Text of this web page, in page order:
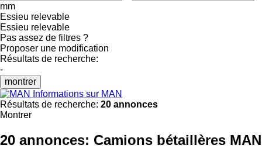
mm
Essieu relevable
Essieu relevable
Pas assez de filtres ?
Proposer une modification
Résultats de recherche:
-
montrer
Informations sur MAN
Résultats de recherche: 20 annonces
Montrer
20 annonces: Camions bétaillères MAN